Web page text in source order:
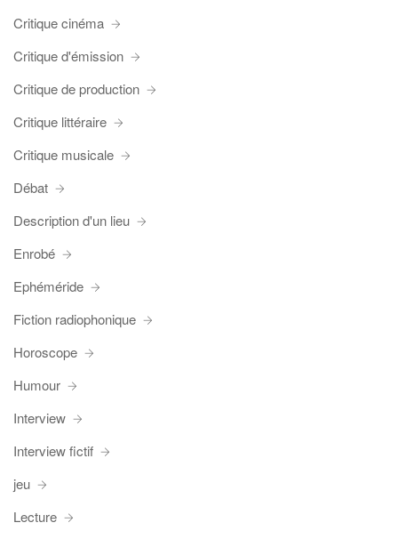
Critique cinéma
Critique d'émission
Critique de production
Critique littéraire
Critique musicale
Débat
Description d'un lieu
Enrobé
Ephéméride
Fiction radiophonique
Horoscope
Humour
Interview
Interview fictif
jeu
Lecture